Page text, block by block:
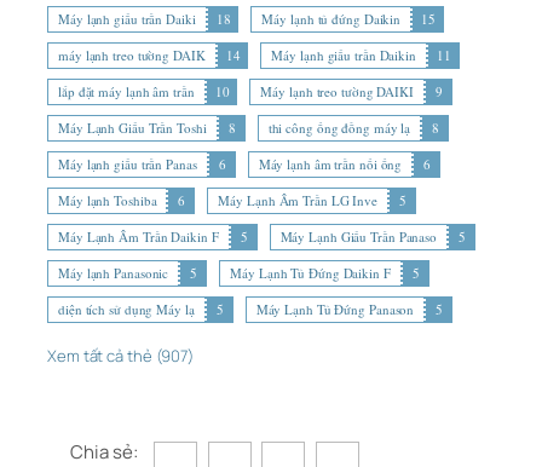
Máy lạnh giấu trần Daiki
18 Máy lạnh tủ đứng Daikin
15
máy lạnh treo tường DAIK
14 Máy lạnh giấu trần Daikin
11
lắp đặt máy lạnh âm trần
10 Máy lạnh treo tường DAIKI
9
Máy Lạnh Giấu Trần Toshi
8 thi công ống đồng máy lạ
8
Máy lạnh giấu trần Panas
6 Máy lạnh âm trần nối ống
6
Máy lạnh Toshiba
6 Máy Lạnh Âm Trần LG Inve
5
Máy Lạnh Âm Trần Daikin F
5 Máy Lạnh Giấu Trần Panaso
5
Máy lạnh Panasonic
5 Máy Lạnh Tủ Đứng Daikin F
5
diện tích sử dụng Máy lạ
5 Máy Lạnh Tủ Đứng Panason 5
Xem tất cả thẻ (907)
Chia sẻ: